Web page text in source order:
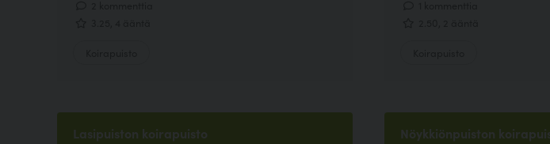
Lasipuiston koirapuisto Nöykkiönpuiston